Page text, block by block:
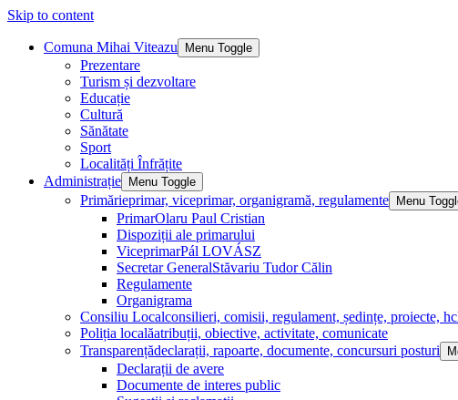
Skip to content
Comuna Mihai Viteazu Menu Toggle
Prezentare
Turism și dezvoltare
Educație
Cultură
Sănătate
Sport
Localități Înfrățite
Administrație
Menu Toggle
Primărieprimar, viceprimar, organigramă, regulamente Menu
PrimarOlaru Paul Cristian
Dispoziții ale primarului
ViceprimarPál LOVÁSZ
Secretar GeneralStăvariu Tudor Călin
Regulamente
Organigrama
Consiliu Localconsilieri, comisii, regulament, ședințe, proiecte,
Poliția localăatribuții, obiective, activitate, comunicate
Transparențădeclarații, rapoarte, documente, concursuri posturi
Declarații de avere
Documente de interes public